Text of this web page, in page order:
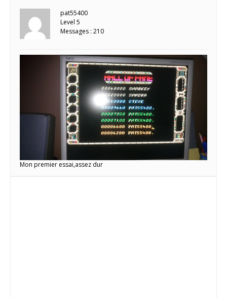
pat55400
Level 5
Messages : 210
Mon premier essai,assez dur